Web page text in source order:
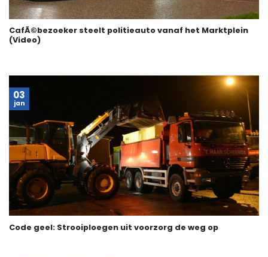
CafÃ©bezoeker steelt politieauto vanaf het Marktplein
(Video)
Code geel: Strooiploegen uit voorzorg de weg op
03
jan